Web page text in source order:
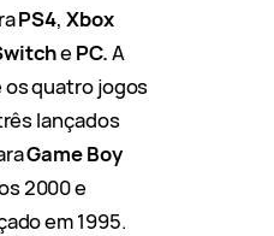
PS4,Xbox
ePC.A
quatro jogos
lançados
Game Boy
2000 e
em 1995.